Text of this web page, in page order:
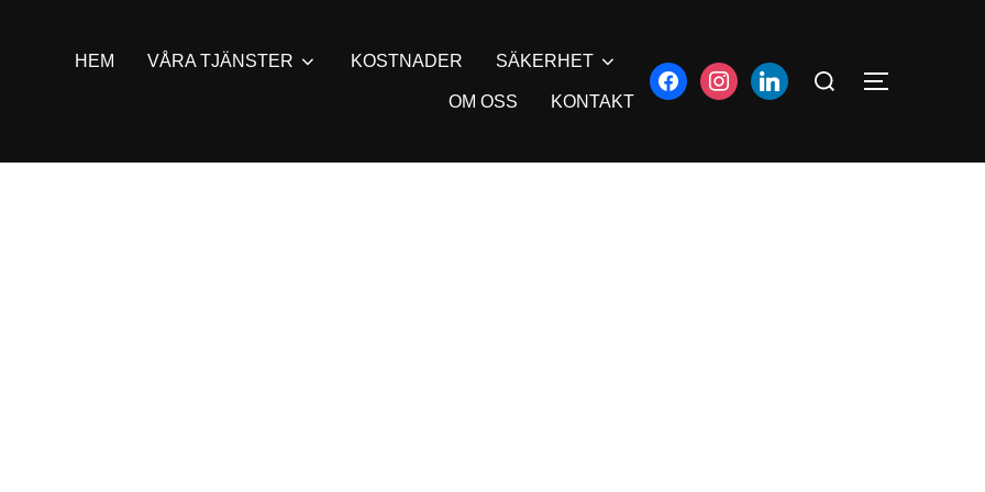
HEM VÅRA TJÄNSTER KOSTNADER SÄKERHET
OM OSS KONTAKT